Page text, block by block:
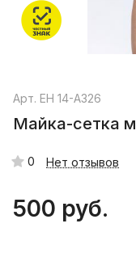
Арт. EH 14-A326
Майка-сетка
0 Нет отзывов
500 руб.